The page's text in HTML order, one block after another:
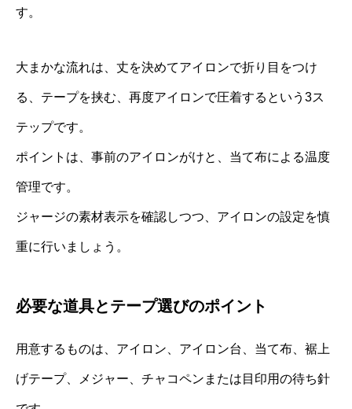
す。
大まかな流れは、丈を決めてアイロンで折り目をつけ
る、テープを挟む、再度アイロンで圧着するという3ス
テップです。
ポイントは、事前のアイロンがけと、当て布による温度
管理です。
ジャージの素材表示を確認しつつ、アイロンの設定を慎
重に行いましょう。
必要な道具とテープ選びのポイント
用意するものは、アイロン、アイロン台、当て布、裾上
げテープ、メジャー、チャコペンまたは目印用の待ち針